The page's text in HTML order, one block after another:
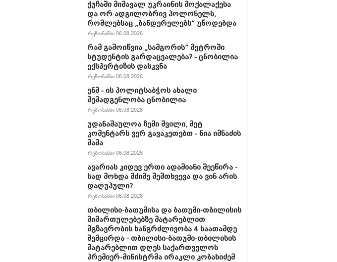
ქუჩაში მიმავალ უკრაინის მოქალაქესა
და ორ ადგილობრივ პოლონელს,
რომლებსაც „ბანდერელებს“ უწოდებდა
რეზონანსი 06.08.2026
რამ გამოიწვია „სამგორის” მეტროში
სტუდენტის გარდაცვალება? - ცნობილია
ექსპერტიზის დასკვნა
რეზონანსი 06.08.2026
ენმ - ის პოლიტსაბჭოს ახალი
შემადგენლობა ცნობილია
რეზონანსი 06.08.2026
უდანაშაულოა ჩემი შვილი, მეტ
კომენტარს ვერ გავაკეთებთ - ნია იმნაძის
მამა
რეზონანსი 06.08.2026
ავარიას კიდევ ერთი ადამიანი შეეწირა -
სად მოხდა მძიმე შემთხვევა და ვინ არის
დაღუპული?
რეზონანსი 06.08.2026
თბილისი-ბათუმისა და ბათუმი-თბილისის
მიმართულებებზე მატარებლით
მგზავრობის ხანგრძლივობა 4 საათამდე
შემცირდა - თბილისი-ბათუმი-თბილისის
მატარებლით დღეს საქართველოს
პრემიერ-მინისტრმა ირაკლი კობახიძემ